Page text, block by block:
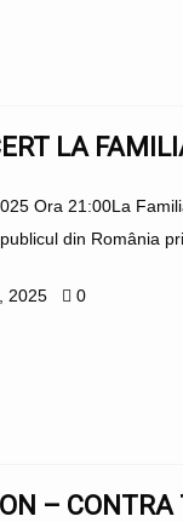
LA
Ora 21:00La
din România
2025 0
– CONTRA